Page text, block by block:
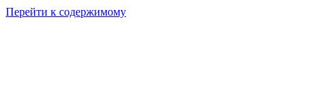
Перейти к содержимому